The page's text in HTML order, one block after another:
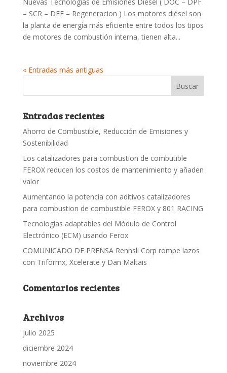
– SCR – DEF – Regeneracion ) Los motores diésel son
la planta de energía más eficiente entre todos los tipos
de motores de combustión interna, tienen alta...
« Entradas más antiguas
Entradas recientes
Ahorro de Combustible, Reducción de Emisiones y
Sostenibilidad
Los catalizadores para combustion de combutible
FEROX reducen los costos de mantenimiento y añaden
valor
Aumentando la potencia con aditivos catalizadores
para combustion de combustible FEROX y 801 RACING
Tecnologías adaptables del Módulo de Control
Electrónico (ECM) usando Ferox
COMUNICADO DE PRENSA Rennsli Corp rompe lazos
con Triformx, Xcelerate y Dan Maltais
Comentarios recientes
Archivos
julio 2025
diciembre 2024
noviembre 2024